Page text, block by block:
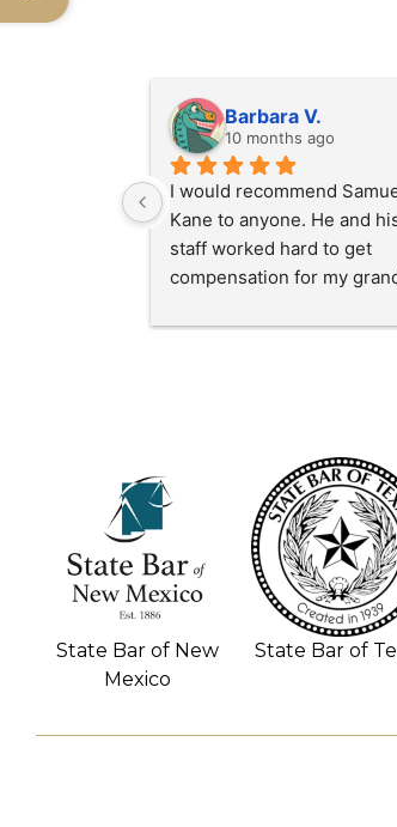
M G.
last year
I cannot say
things about Sam
paralegal team!
and beyond to
all are kind,
HIGHLY
State Bar of New
Mexico
State Bar of